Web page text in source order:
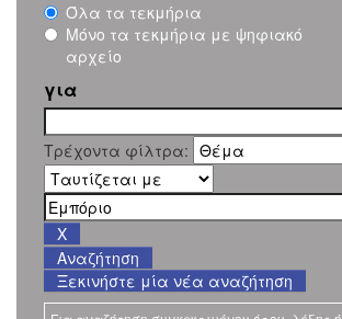
Όλα τα τεκμήρια
Μόνο τα τεκμήρια με ψηφιακό
αρχείο
για
Τρέχοντα φίλτρα:
Ξεκινήστε μία νέα αναζήτηση